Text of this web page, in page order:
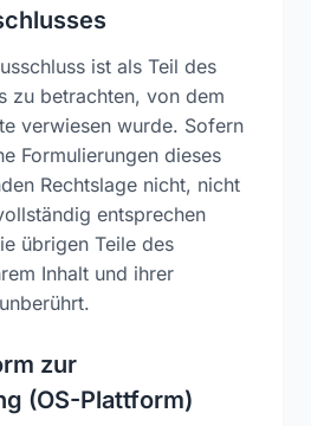
ist als Teil des
zu betrachten, von dem
verwiesen wurde. Sofern
Formulierungen dieses
Rechtslage nicht, nicht
entsprechen
übrigen Teile des
Inhalt und ihrer
zur
(OS-Plattform)